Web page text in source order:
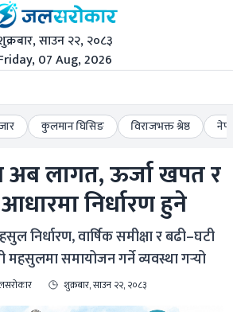
साउन २२, २०८३
07 Aug, 2026
कुलमान घिसिङ विराजभक्त श्रेष्ठ
अब लागत, ऊर्जा खपत र
निर्धारण हुने
निर्धारण, वार्षिक समीक्षा र बढी–घटी
समायोजन गर्ने व्यवस्था गर्‍यो
शुक्रबार, साउन २२, २०८३